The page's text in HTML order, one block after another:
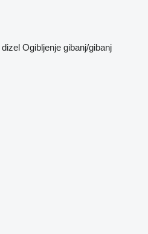
dizel Ogibljenje gibanj/gibanj